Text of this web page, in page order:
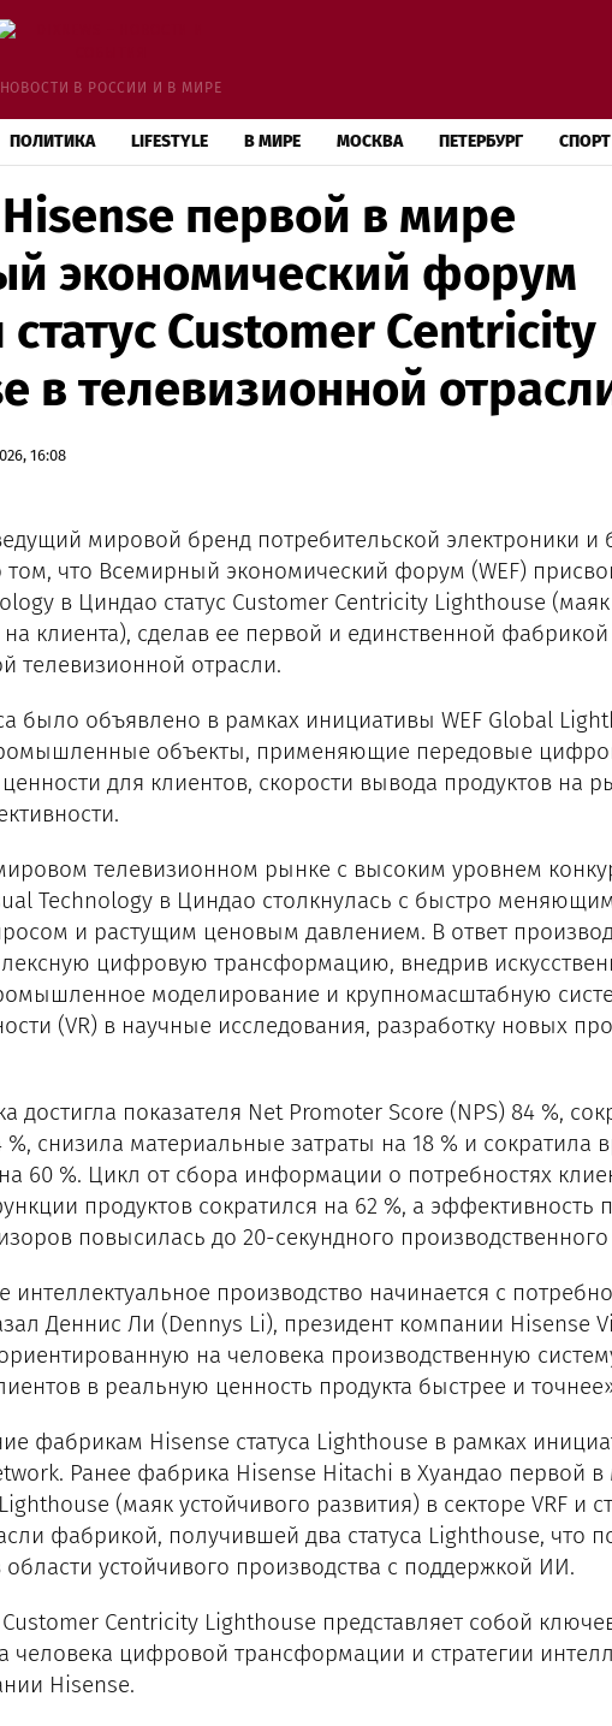
НОВОСТИ В РОССИИ И В МИРЕ
ПОЛИТИКА LIFESTYLE В МИРЕ МОСКВА ПЕТЕРБУРГ СПОРТ
первой в мире
экономический форум
Customer Centricity
в телевизионной
16:08
мировой бренд потребительской электроники и
том, что Всемирный экономический форум (WEF)
в Циндао статус Customer Centricity Lighthouse (маяк
клиента), сделав ее первой и единственной фабрикой
телевизионной отрасли.
было объявлено в рамках инициативы WEF Global
объекты, применяющие передовые
для клиентов, скорости вывода продуктов на
телевизионном рынке с высоким уровнем
Technology в Циндао столкнулась с быстро
и растущим ценовым давлением. В ответ
цифровую трансформацию, внедрив
моделирование и крупномасштабную
(VR) в научные исследования, разработку новых
достигла показателя Net Promoter Score (NPS) 84 %,
снизила материальные затраты на 18 % и сократила
60 %. Цикл от сбора информации о потребностях
продуктов сократился на 62 %, а эффективность
повысилась до 20-секундного
производство начинается с
Деннис Ли (Dennys Li), президент компании Hisense
на человека производственную
в реальную ценность продукта быстрее и
фабрикам Hisense статуса Lighthouse в рамках
Ранее фабрика Hisense Hitachi в Хуандао первой
(маяк устойчивого развития) в секторе VRF и
фабрикой, получившей два статуса Lighthouse, что
устойчивого производства с поддержкой ИИ.
Customer Centricity Lighthouse представляет собой
человека цифровой трансформации и стратегии
Hisense.